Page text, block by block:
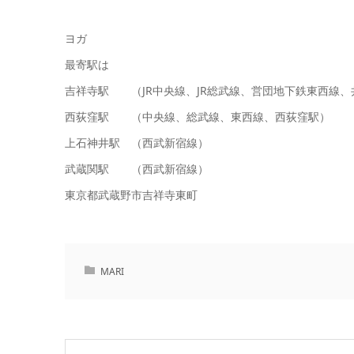
ヨガ
最寄駅は
吉祥寺駅 （JR中央線、JR総武線、営団地下鉄東西線、
西荻窪駅 （中央線、総武線、東西線、西荻窪駅）
上石神井駅 （西武新宿線）
武蔵関駅 （西武新宿線）
東京都武蔵野市吉祥寺東町
MARI